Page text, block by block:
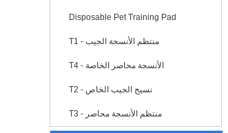
Disposable Pet Training Pad
T1 - منتظم الأنسجة الجيب
T4 - الأنسجة محاصر الخاصة
T2 - نسيج الجيب الخاص
T3 - منتظم الأنسجة محاصر